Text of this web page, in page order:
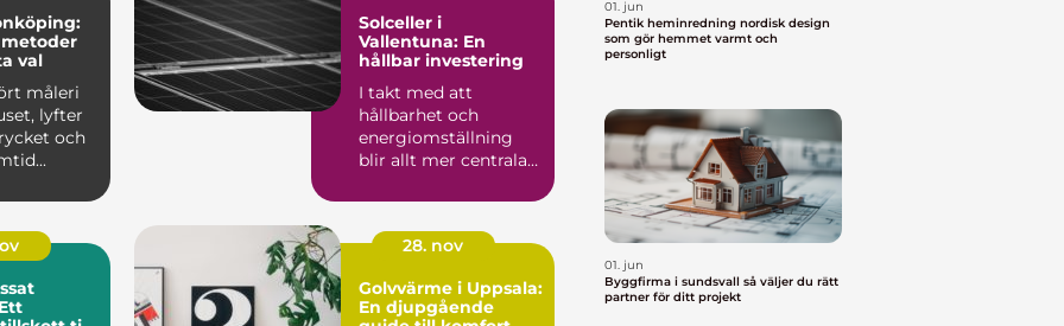
val
måleri
lyfter
och
Solceller i
Vallentuna: En
hållbar investering
I takt med att
hållbarhet och
energiomställning
blir allt mer centrala
28. nov
Golvvärme i Uppsala:
En djupgående
01. jun
Pentik heminredning nordisk design
som gör hemmet varmt och
personligt
01. jun
Byggfirma i sundsvall så väljer du rätt
partner för ditt projekt